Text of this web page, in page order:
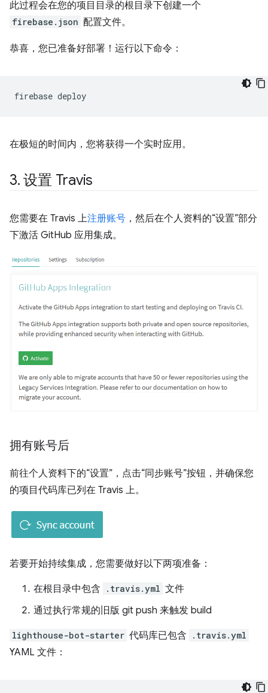
此过程会在您的项目目录的根目录下创建一个
firebase.json 配置文件。
恭喜，您已准备好部署！运行以下命令：
firebase
在极短的时间内，您将获得一个实时应用。
3. 设置 Travis
您需要在 Travis 上注册账号 ，然后在个人资料的“设置”部分
下激活 GitHub 应用集成。
拥有账号后
前往个人资料下的“设置”，点击“同步账号”按钮，并确保您
的项目代码库已列在 Travis 上。
若要开始持续集成，您需要做好以下两项准备：
在根目录中包含 .travis.yml 文件
通过执行常规的旧版 git push 来触发 build
lighthouse-bot-starter 代码库已包含 .travis.yml
YAML 文件：